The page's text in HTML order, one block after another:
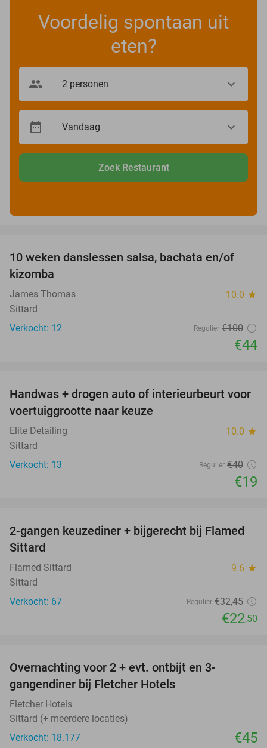
Voordelig spontaan uit
eten?
Zoek Restaurant
56%
10 weken danslessen salsa, bachata en/of
kizomba
James Thomas 10.0 star
Sittard
Verkocht: 12
Regulier €100
€44
53%
Handwas + drogen auto of interieurbeurt voor
voertuiggrootte naar keuze
Elite Detailing 10.0 star
Sittard
Verkocht: 13
Regulier €40
€19
31%
2-gangen keuzediner + bijgerecht bij Flamed
Sittard
Flamed Sittard 9.6 star
Sittard
Verkocht: 67
Regulier €32,45
€22,50
Overnachting voor 2 + evt. ontbijt en 3-
gangendiner bij Fletcher Hotels
Fletcher Hotels
Sittard (+ meerdere locaties)
Verkocht: 18.177
€45